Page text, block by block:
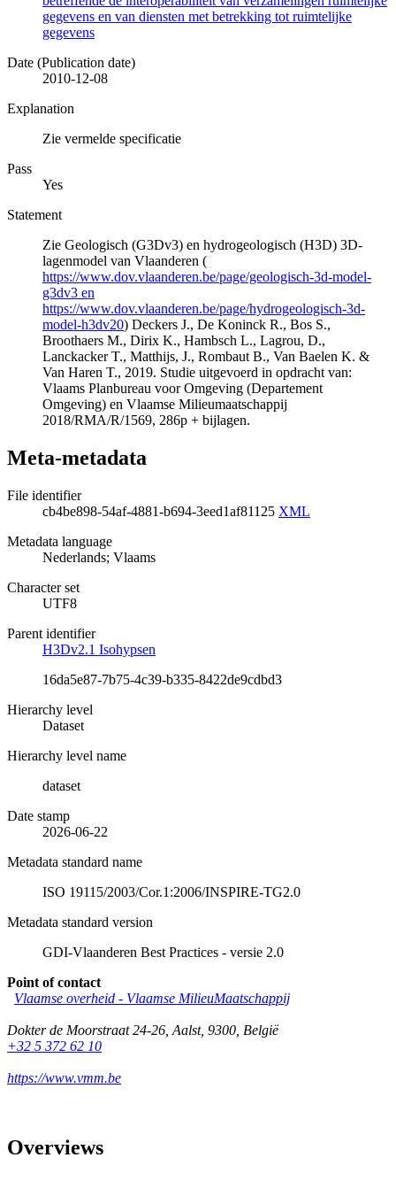
gegevens en van diensten met betrekking tot ruimtelijke
gegevens
Date (Publication date)
2010-12-08
Explanation
Zie vermelde specificatie
Pass
Yes
Statement
Zie Geologisch (G3Dv3) en hydrogeologisch (H3D) 3D-
lagenmodel van Vlaanderen (
https://www.dov.vlaanderen.be/page/geologisch-3d-model-
g3dv3 en
https://www.dov.vlaanderen.be/page/hydrogeologisch-3d-
model-h3dv20) Deckers J., De Koninck R., Bos S.,
Broothaers M., Dirix K., Hambsch L., Lagrou, D.,
Lanckacker T., Matthijs, J., Rombaut B., Van Baelen K. &
Van Haren T., 2019. Studie uitgevoerd in opdracht van:
Vlaams Planbureau voor Omgeving (Departement
Omgeving) en Vlaamse Milieumaatschappij
2018/RMA/R/1569, 286p + bijlagen.
Meta-metadata
File identifier
cb4be898-54af-4881-b694-3eed1af81125 XML
Metadata language
Nederlands; Vlaams
Character set
UTF8
Parent identifier
H3Dv2.1 Isohypsen
16da5e87-7b75-4c39-b335-8422de9cdbd3
Hierarchy level
Dataset
Hierarchy level name
dataset
Date stamp
2026-06-22
Metadata standard name
ISO 19115/2003/Cor.1:2006/INSPIRE-TG2.0
Metadata standard version
GDI-Vlaanderen Best Practices - versie 2.0
Point of contact
Vlaamse overheid - Vlaamse MilieuMaatschappij
Dokter de Moorstraat 24-26 Aalst, 9300 België
+32 5 372 62 10
https://www.vmm.be
Overviews